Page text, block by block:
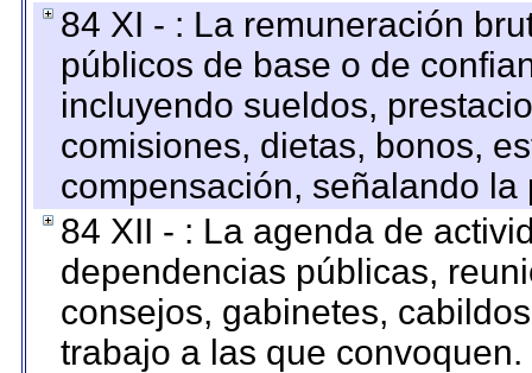
84 XI - : La remuneración
públicos de base o de
incluyendo sueldos,
comisiones, dietas, bonos,
compensación, señalando
84 XII - : La agenda de
dependencias públicas,
consejos, gabinetes,
trabajo a las que convoquen.